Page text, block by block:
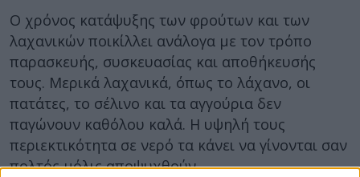
Ο χρόνος κατάψυξης των φρούτων και των
λαχανικών ποικίλλει ανάλογα με τον τρόπο
παρασκευής, συσκευασίας και αποθήκευσής
τους. Μερικά λαχανικά, όπως το λάχανο, οι
πατάτες, το σέλινο και τα αγγούρια δεν
παγώνουν καθόλου καλά. Η υψηλή τους
περιεκτικότητα σε νερό τα κάνει να γίνονται σαν
πολτός μόλις αποψυχθούν.